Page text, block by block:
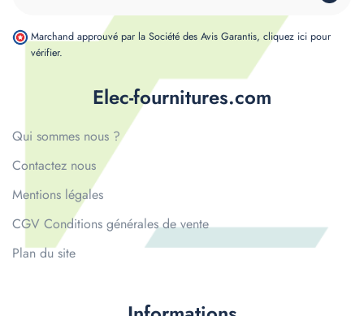
Elec-fournitures.com
Qui sommes nous ?
Contactez nous
Mentions légales
CGV Conditions générales de vente
Plan du site
Marchand approuvé par la Société des Avis Garantis, cliquez ici pour
vérifier.